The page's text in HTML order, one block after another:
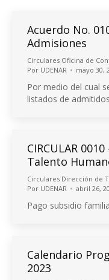
Acuerdo No.
Admisiones
Circulares Oficina de
Por UDENAR mayo 30,
Por medio del cual
listados de
CIRCULAR
Talento
Circulares Dirección de
Por UDENAR abril 26,
Pago subsidio
Calendario
2023